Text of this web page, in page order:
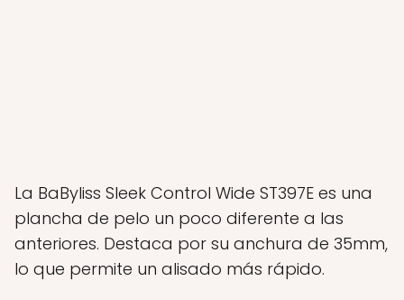
La BaByliss Sleek Control Wide ST397E es una
plancha de pelo un poco diferente a las
anteriores. Destaca por su anchura de 35mm,
lo que permite un alisado más rápido.